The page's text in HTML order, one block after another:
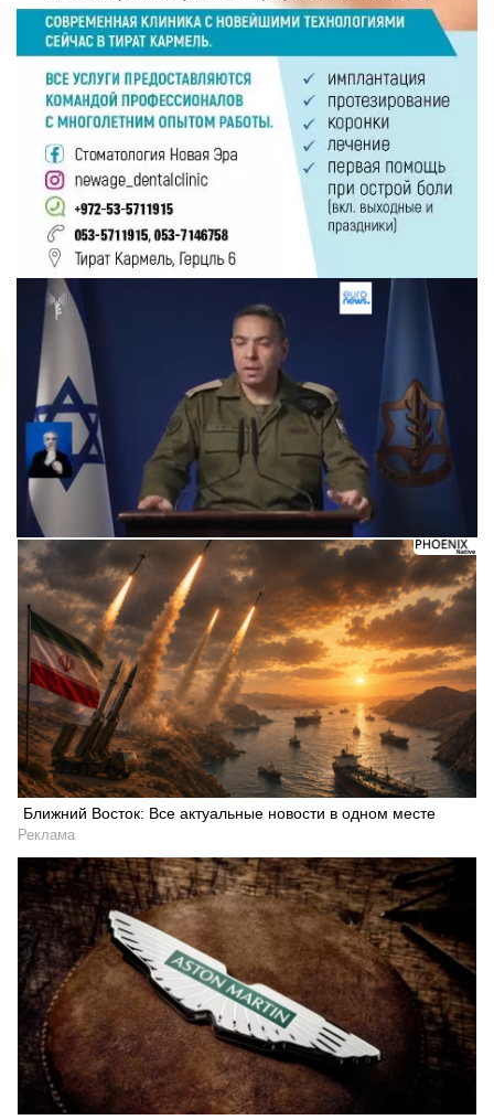
Следующее видео через 5 Отмена
Ближний Восток: Все актуальные новости в одном месте
Реклама